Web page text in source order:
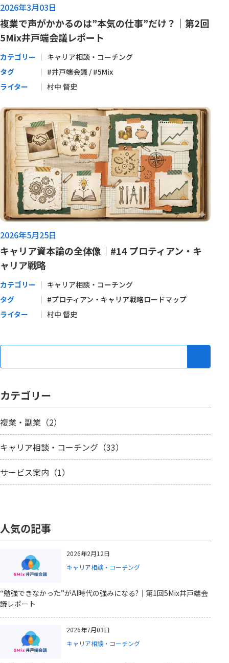
2026年3月03日
複業で声がかかるのは”本気の仕事”だけ？｜第2回
5Mix井戸端会議レポート
カテゴリー
キャリア相談・コーチング
タグ
#井戸端会議 / #5Mix
ライター
村中 督史
2026年5月25日
キャリア資本論の全体像｜#14 プロティアン・キ
ャリア戦略
カテゴリー
キャリア相談・コーチング
タグ
#プロティアン・キャリア戦略ロードマップ
ライター
村中 督史
カテゴリー
複業・副業（2）
キャリア相談・コーチング（33）
サービス案内（1）
人気の記事
2026年2月12日
キャリア相談・コーチング
“勉強できなかった”がAI時代の強みになる?｜第1回5Mix井戸端会
議レポート
2026年7月03日
キャリア相談・コーチング